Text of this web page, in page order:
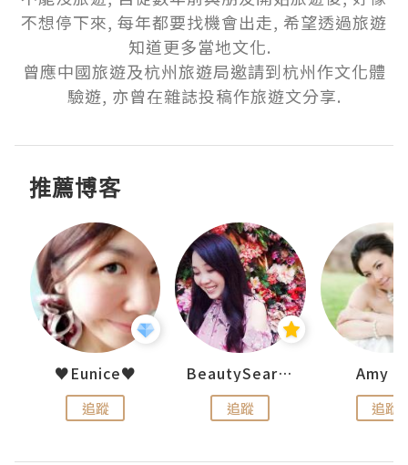
不想停下來, 每年都要找機會出走, 希望透過旅遊
知道更多當地文化.
曾應中國旅遊及杭州旅遊局邀請到杭州作文化體
驗遊, 亦曾在雜誌投稿作旅遊文分享.
推薦博客
♥Eunice♥
追蹤
BeautySearch
追蹤
Amy
追蹤